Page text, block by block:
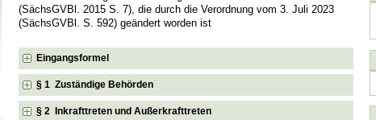
(SächsGVBl. 2015 S. 7), die durch die Verordnung vom 3. Juli 2023
(SächsGVBl. S. 592) geändert worden ist
Eingangsformel
§ 1 Zuständige Behörden
§ 2 Inkrafttreten und Außerkrafttreten